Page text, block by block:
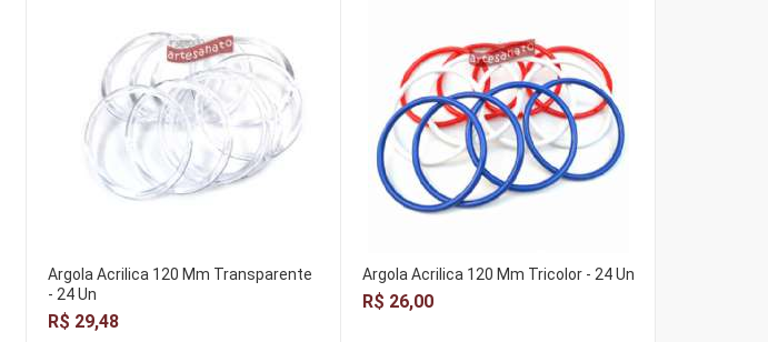
Argola Acrilica 120 Mm Transparente
- 24 Un
R$ 29,48
Argola Acrilica 120 Mm Tricolor - 24 Un
R$ 26,00